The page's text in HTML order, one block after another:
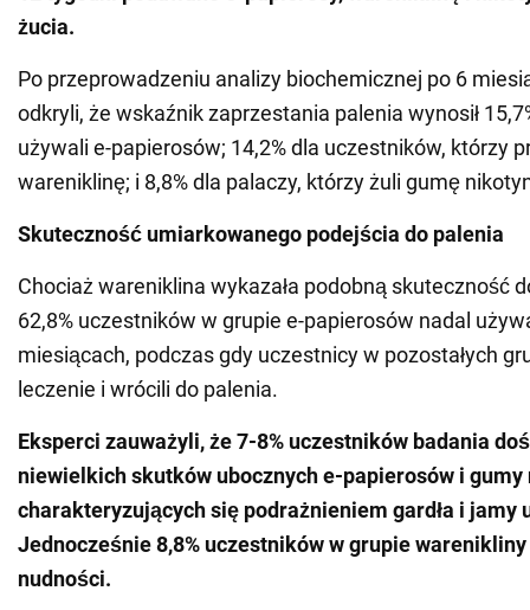
żucia.
Po przeprowadzeniu analizy biochemicznej po 6
odkryli, że wskaźnik zaprzestania palenia wynosił
używali e-papierosów; 14,2% dla uczestników, którzy
wareniklinę; i 8,8% dla palaczy, którzy żuli gumę
Skuteczność umiarkowanego podejścia do palenia
Chociaż wareniklina wykazała podobną skuteczność
62,8% uczestników w grupie e-papierosów nadal
miesiącach, podczas gdy uczestnicy w pozostałych
leczenie i wrócili do palenia.
Eksperci zauważyli, że 7-8% uczestników badania
niewielkich skutków ubocznych e-papierosów i
charakteryzujących się podrażnieniem gardła i jamy
Jednocześnie 8,8% uczestników w grupie warenikliny
nudności.